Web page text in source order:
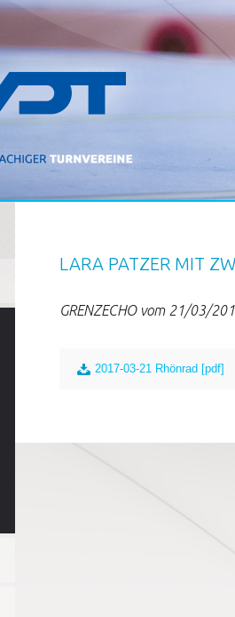
LARA PATZER MIT
GRENZECHO vom 21/03/
2017-03-21 Rhönrad [pdf]